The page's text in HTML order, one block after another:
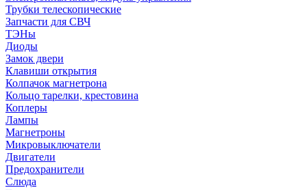
Трубки телескопические
Запчасти для СВЧ
ТЭНы
Диоды
Замок двери
Клавиши открытия
Колпачок магнетрона
Кольцо тарелки, крестовина
Коплеры
Лампы
Магнетроны
Микровыключатели
Двигатели
Предохранители
Слюда